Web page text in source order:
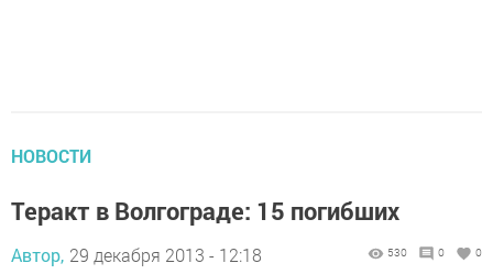
НОВОСТИ
Теракт в Волгограде: 15 погибших
Автор, 29 декабря 2013 - 12:18 530 0 0